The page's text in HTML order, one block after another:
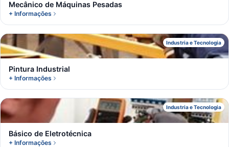
Mecânico de Máquinas Pesadas
+ Informações
Industria e Tecnologia
P
Pintura Industrial
+ Informações
Industria e Tecnologia
B
Básico de Eletrotécnica
+ Informações